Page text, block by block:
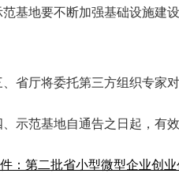
基地要不断加强基础设施建
厅将委托第三方组织专家对
范基地自通告之日起，有效
：第二批省小型微型企业创